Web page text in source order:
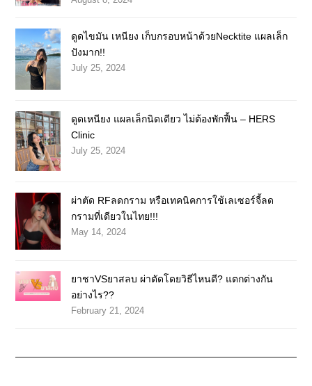
ดูดไขมัน เหนียง เก็บกรอบหน้าด้วยNecktite แผลเล็ก
ปังมาก!!
July 25, 2024
ดูดเหนียง แผลเล็กนิดเดียว ไม่ต้องพักฟื้น – HERS
Clinic
July 25, 2024
ผ่าตัด RFลดกราม หรือเทคนิคการใช้เลเซอร์จี้ลด
กรามที่เดียวในไทย!!!
May 14, 2024
ยาชาVSยาสลบ ผ่าตัดโดยวิธีไหนดี? แตกต่างกัน
อย่างไร??
February 21, 2024